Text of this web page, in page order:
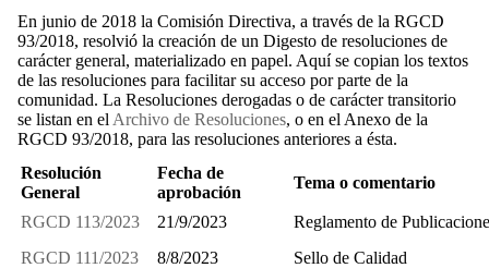
En junio de 2018 la Comisión Directiva, a través de la RGCD
93/2018, resolvió la creación de un Digesto de resoluciones de
carácter general, materializado en papel. Aquí se copian los textos
de las resoluciones para facilitar su acceso por parte de la
comunidad. La Resoluciones derogadas o de carácter transitorio
se listan en el Archivo de Resoluciones, o en el Anexo de la
RGCD 93/2018, para las resoluciones anteriores a ésta.
Resolución
General
Fecha de
aprobación
Tema o comentario
RGCD 113/2023 21/9/2023
Reglamento de
RGCD 111/2023
8/8/2023
Sello de Calidad